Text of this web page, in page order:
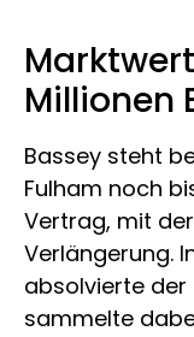
Millionen
Bassey steht
Fulham noch
Vertrag, mit
Verlängerung.
absolvierte der
sammelte